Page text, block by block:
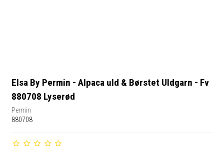
Elsa By Permin - Alpaca uld & Børstet Uldgarn - Fv
880708 Lyserød
Permin
880708